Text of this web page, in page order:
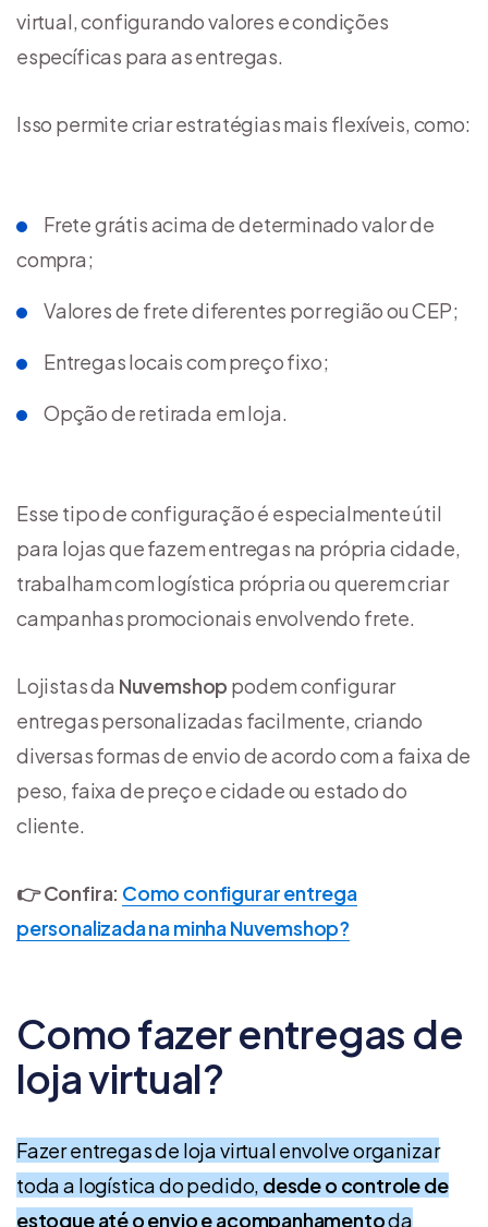
virtual, configurando valores e condições
específicas para as entregas.
Isso permite criar estratégias mais flexíveis, como:
Frete grátis acima de determinado valor de
compra;
Valores de frete diferentes por região ou CEP;
Entregas locais com preço fixo;
Opção de retirada em loja.
Esse tipo de configuração é especialmente útil
para lojas que fazem entregas na própria cidade,
trabalham com logística própria ou querem criar
campanhas promocionais envolvendo frete.
Lojistas da Nuvemshop podem configurar
entregas personalizadas facilmente, criando
diversas formas de envio de acordo com a faixa de
peso, faixa de preço e cidade ou estado do
cliente.
👉 Confira: Como configurar entrega
personalizada na minha Nuvemshop?
Como fazer entregas de
loja virtual?
Fazer entregas de loja virtual envolve organizar
toda a logística do pedido, desde o controle de
estoque até o envio e acompanhamentoda